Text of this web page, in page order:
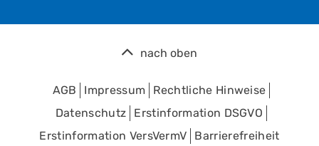
nach oben
AGB Impressum
Rechtliche Hinweise
Datenschutz
Erstinformation DSGVO
Erstinformation VersVermV
Barrierefreiheit